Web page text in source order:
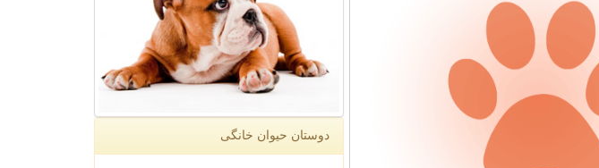
دوستان حیوان خانگی